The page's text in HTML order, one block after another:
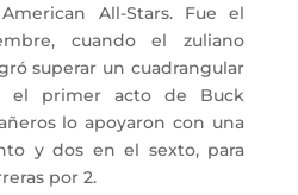
All-Stars. Fue el
cuando el zuliano
superar un cuadrangular
el primer acto de Buck
lo apoyaron con una
y dos en el sexto, para
por 2.